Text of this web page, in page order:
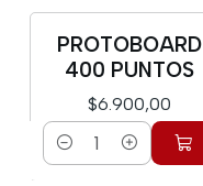
PROTOBOARD
400 PUNTOS
$6.900,00
Cantidad